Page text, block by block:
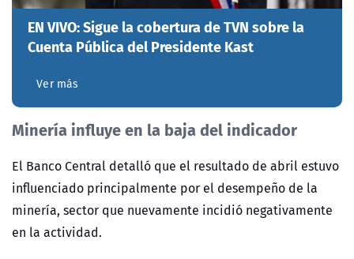
EN VIVO: Sigue la cobertura de TVN sobre la
Cuenta Pública del Presidente Kast
Ver más
Minería influye en la baja del indicador
El Banco Central detalló que el resultado de abril estuvo
influenciado principalmente por el desempeño de la
minería, sector que nuevamente incidió negativamente
en la actividad.